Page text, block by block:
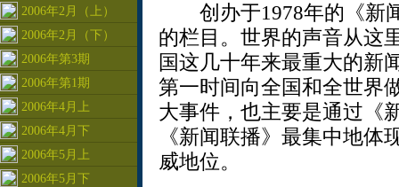
2006年2月（上）
2006年2月（下）
2006年第3期
2006年第1期
2006年4月上
2006年4月下
2006年5月上
2006年5月下
创办于1978年的《新
的栏目。世界的声音从这
国这几十年来最重大的新
第一时间向全国和全世界
大事件，也主要是通过《
《新闻联播》最集中地
威地位。